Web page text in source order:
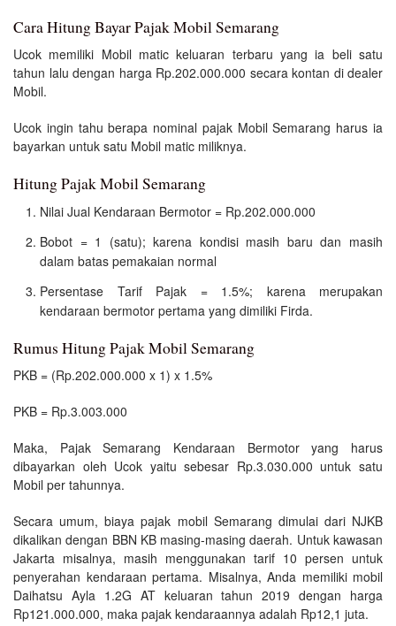
Cara Hitung Bayar Pajak Mobil Semarang
Ucok memiliki Mobil matic keluaran terbaru yang ia beli satu
tahun lalu dengan harga Rp.202.000.000 secara kontan di dealer
Mobil.
Ucok ingin tahu berapa nominal pajak Mobil Semarang harus ia
bayarkan untuk satu Mobil matic miliknya.
Hitung Pajak Mobil Semarang
Nilai Jual Kendaraan Bermotor = Rp.202.000.000
Bobot = 1 (satu); karena kondisi masih baru dan masih
dalam batas pemakaian normal
Persentase Tarif Pajak = 1.5%; karena merupakan
kendaraan bermotor pertama yang dimiliki Firda.
Rumus Hitung Pajak Mobil Semarang
PKB = (Rp.202.000.000 x 1) x 1.5%
PKB = Rp.3.003.000
Maka, Pajak Semarang Kendaraan Bermotor yang harus
dibayarkan oleh Ucok yaitu sebesar Rp.3.030.000 untuk satu
Mobil per tahunnya.
Secara umum, biaya pajak mobil Semarang dimulai dari NJKB
dikalikan dengan BBN KB masing-masing daerah. Untuk kawasan
Jakarta misalnya, masih menggunakan tarif 10 persen untuk
penyerahan kendaraan pertama. Misalnya, Anda memiliki mobil
Daihatsu Ayla 1.2G AT keluaran tahun 2019 dengan harga
Rp121.000.000, maka pajak kendaraannya adalah Rp12,1 juta.